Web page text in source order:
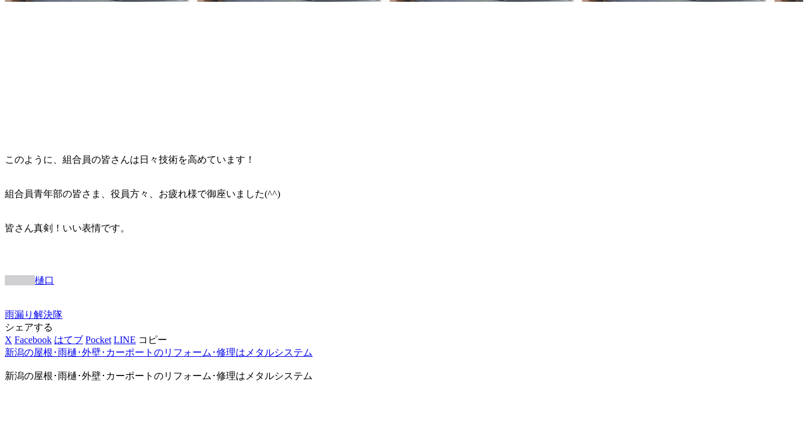
このように、組合員の皆さんは日々技術を高めています！
組合員青年部の皆さま、役員方々、お疲れ様で御座いました(^^)
皆さん真剣！いい表情です。
樋口
雨漏り解決隊
シェアする
X Facebook はてブ Pocket LINE コピー
新潟の屋根･雨樋･外壁･カーポートのリフォーム･修理はメタルシステム
新潟の屋根･雨樋･外壁･カーポートのリフォーム･修理はメタルシステム